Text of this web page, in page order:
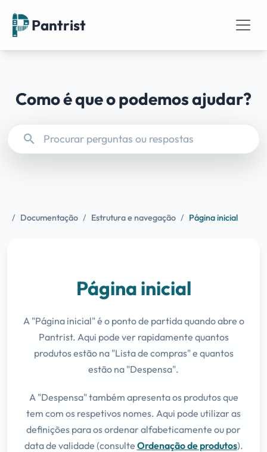
Pantrist
Como é que o podemos ajudar?
search
/ Documentação / Estrutura e navegação / Página inicial
Página inicial
A "Página inicial" é o ponto de partida quando abre o
Pantrist. Aqui pode ver rapidamente quantos
produtos estão na "Lista de compras" e quantos
estão na "Despensa".
A "Despensa" também apresenta os produtos que
tem com os respetivos nomes. Aqui pode utilizar as
definições para os ordenar alfabeticamente ou por
data de validade (consulte Ordenação de produtos).